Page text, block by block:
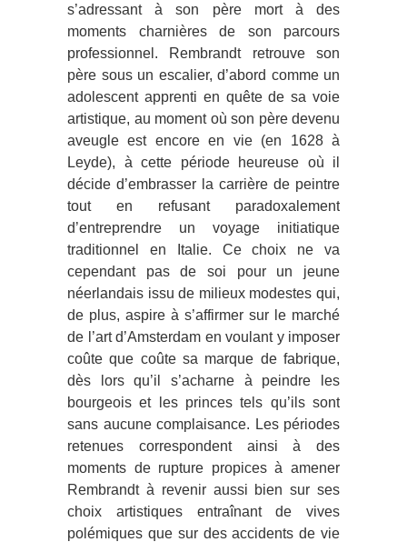
s’adressant à son père mort à des
moments charnières de son parcours
professionnel. Rembrandt retrouve son
père sous un escalier, d’abord comme un
adolescent apprenti en quête de sa voie
artistique, au moment où son père devenu
aveugle est encore en vie (en 1628 à
Leyde), à cette période heureuse où il
décide d’embrasser la carrière de peintre
tout en refusant paradoxalement
d’entreprendre un voyage initiatique
traditionnel en Italie. Ce choix ne va
cependant pas de soi pour un jeune
néerlandais issu de milieux modestes qui,
de plus, aspire à s’affirmer sur le marché
de l’art d’Amsterdam en voulant y imposer
coûte que coûte sa marque de fabrique,
dès lors qu’il s’acharne à peindre les
bourgeois et les princes tels qu’ils sont
sans aucune complaisance. Les périodes
retenues correspondent ainsi à des
moments de rupture propices à amener
Rembrandt à revenir aussi bien sur ses
choix artistiques entraînant de vives
polémiques que sur des accidents de vie